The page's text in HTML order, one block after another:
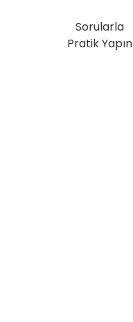
Sorularla
Pratik Yapın